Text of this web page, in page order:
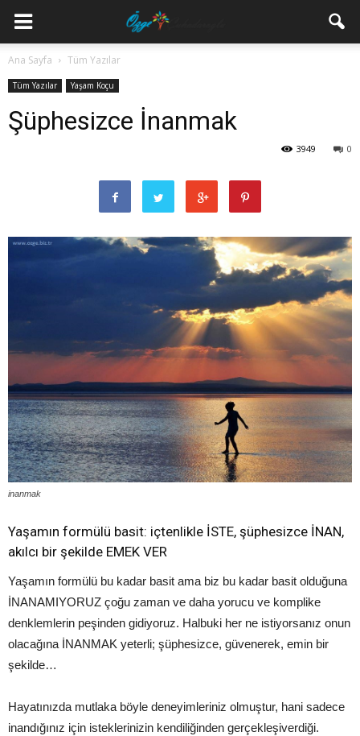
Ana Sayfa Tüm Yazılar
Tüm Yazılar Yaşam Koçu
Şüphesizce İnanmak
0
3949
inanmak
Yaşamın formülü basit: içtenlikle İSTE, şüphesizce İNAN,
akılcı bir şekilde EMEK VER
Yaşamın formülü bu kadar basit ama biz bu kadar basit olduğuna
İNANAMIYORUZ çoğu zaman ve daha yorucu ve komplike
denklemlerin peşinden gidiyoruz. Halbuki her ne istiyorsanız onun
olacağına İNANMAK yeterli; şüphesizce, güvenerek, emin bir
şekilde…
Hayatınızda mutlaka böyle deneyimleriniz olmuştur, hani sadece
inandığınız için isteklerinizin kendiliğinden gerçekleşiverdiği.